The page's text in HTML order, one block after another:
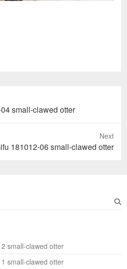
small-clawed otter
Next
181012-06 small-clawed otter
small-clawed otter
small-clawed otter